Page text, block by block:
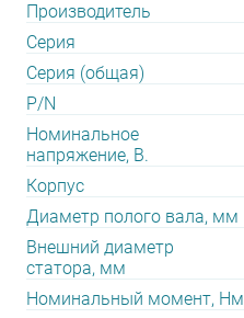
Производитель
Серия
Серия (общая)
P/N
Номинальное
напряжение, В.
Корпус
Диаметр полого вала, мм
Внешний диаметр
статора, мм
Номинальный момент, Нм